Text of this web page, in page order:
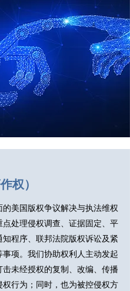
权）
的美国版权争议解决与执法维权
点处理侵权调查、证据固定、平
知程序、联邦法院版权诉讼及紧
事项。我们协助权利人主动发起
击未经授权的复制、改编、传播
权行为；同时，也为被控侵权方